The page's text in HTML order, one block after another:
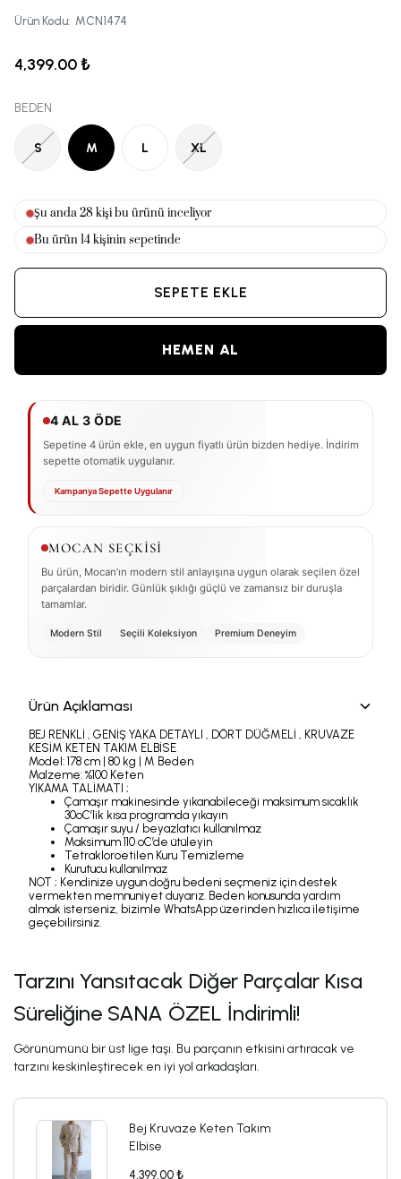
Ürün Kodu: MCN1474
4,399.00 ₺
BEDEN
S M L XL
Şu anda28kişi bu ürünü inceliyor
Bu ürün14kişinin sepetinde
SEPETE EKLE
HEMEN AL
4 AL 3 ÖDE
Sepetine 4 ürün ekle, en uygun fiyatlı ürün bizden hediye. İndirim
sepette otomatik uygulanır.
Kampanya Sepette Uygulanır
MOCAN SEÇKİSİ
Bu ürün, Mocan’ın modern stil anlayışına uygun olarak seçilen özel
parçalardan biridir. Günlük şıklığı güçlü ve zamansız bir duruşla
tamamlar.
Modern Stil Seçili Koleksiyon Premium Deneyim
Ürün Açıklaması
BEJ RENKLİ , GENİŞ YAKA DETAYLI , DÖRT DÜĞMELİ , KRUVAZE
KESİM KETEN TAKIM ELBİSE
Model: 178 cm | 80 kg | M Beden
Malzeme: %100 Keten
YIKAMA TALİMATI ;
Çamaşır makinesinde yıkanabileceği maksimum sıcaklık
30ºC’lik kısa programda yıkayın
Çamaşır suyu / beyazlatıcı kullanılmaz
Maksimum 110 ºC’de ütüleyin
Tetrakloroetilen Kuru Temizleme
Kurutucu kullanılmaz
NOT ; Kendinize uygun doğru bedeni seçmeniz için destek
vermekten memnuniyet duyarız. Beden konusunda yardım
almak isterseniz, bizimle WhatsApp üzerinden hızlıca iletişime
geçebilirsiniz.
Tarzını Yansıtacak Diğer Parçalar Kısa
Süreliğine SANA ÖZEL İndirimli!
Görünümünü bir üst lige taşı. Bu parçanın etkisini artıracak ve
tarzını keskinleştirecek en iyi yol arkadaşları.
Bej Kruvaze Keten Takım
Elbise
4,399.00 ₺